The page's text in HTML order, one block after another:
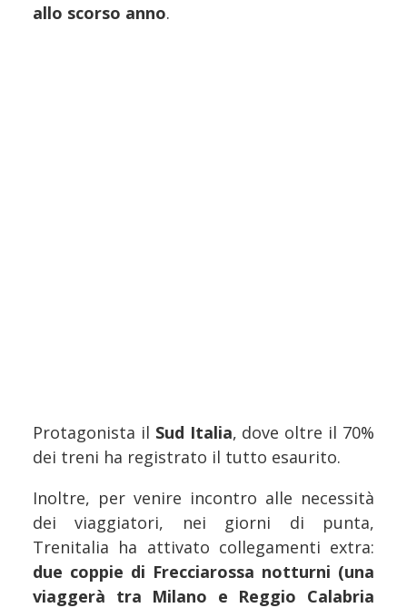
allo scorso anno.
Protagonista il Sud Italia, dove oltre il 70%
dei treni ha registrato il tutto esaurito.
Inoltre, per venire incontro alle necessità
dei viaggiatori, nei giorni di punta,
Trenitalia ha attivato collegamenti extra:
due coppie di Frecciarossa notturni (una
viaggerà tra Milano e Reggio Calabria